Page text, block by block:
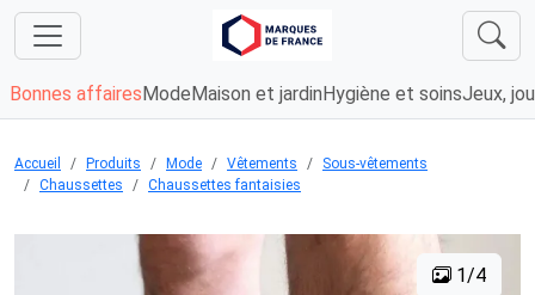
Bonnes affaires Mode Maison et jardin Hygiène et soinsJeux,
Accueil Produits Mode Vêtements
Sous-vêtements
Chaussettes
Chaussettes fantaisies
1/4